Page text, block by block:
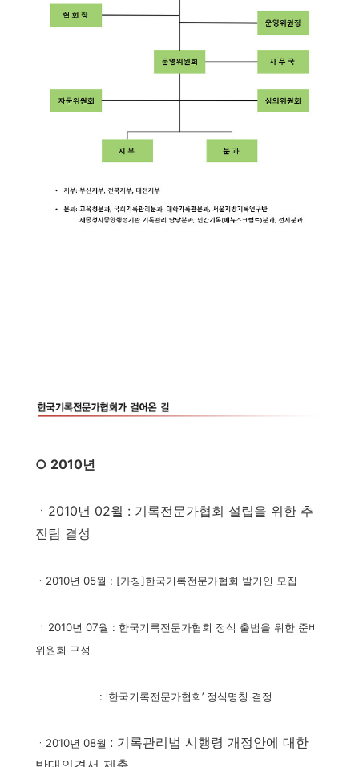
○ 2010년
ㆍ2010년 02월 : 기록전문가협회 설립을 위한 추
진팀 결성
ㆍ2010년 05월 : [가칭]한국기록전문가협회 발기인 모집
ㆍ 2010년 07월 : 한국기록전문가협회 정식 출범을 위한 준비
위원회 구성
: '한국기록전문가협회’ 정식명칭 결정
ㆍ2010년 08월 : 기록관리법 시행령 개정안에 대한